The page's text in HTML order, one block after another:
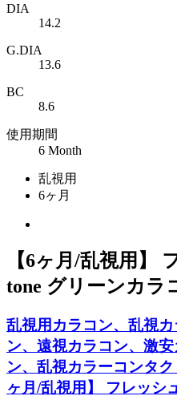
DIA
14.2
G.DIA
13.6
BC
8.6
使用期間
6 Month
乱視用
6ヶ月
【6ヶ月/乱視用】
tone グリーンカラ
乱視用カラコン、乱視
ン、遠視カラコン、激
ン、乱視カラーコンタ
ヶ月/乱視用】 フレッシ